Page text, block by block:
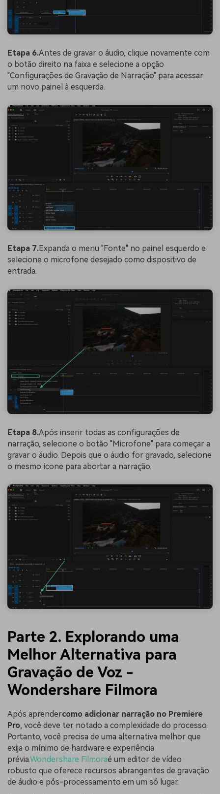
Etapa 6.Antes de gravar o áudio, clique novamente com
o botão direito na faixa e selecione a opção
"Configurações de Gravação de Narração" para acessar
um novo painel à esquerda.
Etapa 7.Expanda o menu "Fonte" no painel esquerdo e
selecione o microfone desejado como dispositivo de
entrada.
Etapa 8.Após inserir todas as configurações de
narração, selecione o botão "Microfone" para começar a
gravar o áudio. Depois que o áudio for gravado, selecione
o mesmo ícone para abortar a narração.
Parte 2. Explorando uma
Melhor Alternativa para
Gravação de Voz -
Wondershare Filmora
Após aprendercomo adicionar narração no Premiere
Pro, você deve ter notado a complexidade do processo.
Portanto, você precisa de uma alternativa melhor que
exija o mínimo de hardware e experiência
prévia.Wondershare Filmoraé um editor de vídeo
robusto que oferece recursos abrangentes de gravação
de áudio e pós-processamento em um só lugar.